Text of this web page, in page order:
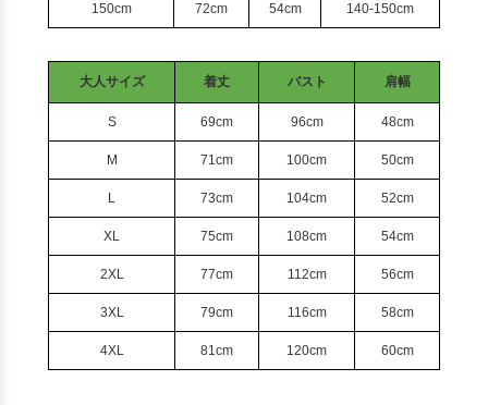
150cm 72cm 54cm 140-150cm
大人サイズ 着丈 バスト 肩幅
S 69cm 96cm 48cm
M 71cm 100cm 50cm
L 73cm 104cm 52cm
XL 75cm 108cm 54cm
2XL 77cm 112cm 56cm
3XL 79cm 116cm 58cm
4XL 81cm 120cm 60cm